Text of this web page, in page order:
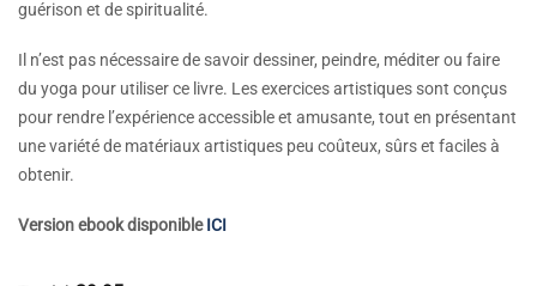
guérison et de spiritualité.
Il n’est pas nécessaire de savoir dessiner, peindre, méditer ou faire
du yoga pour utiliser ce livre. Les exercices artistiques sont conçus
pour rendre l’expérience accessible et amusante, tout en présentant
une variété de matériaux artistiques peu coûteux, sûrs et faciles à
obtenir.
Version ebook disponibleICI